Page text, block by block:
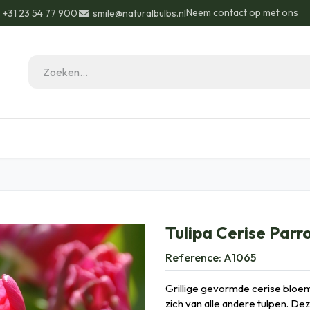
+31 23 54 77 900 smile@naturalbulbs.nlNeem contact op met ons
Tulipa Cerise
Reference: A1065
Grillige gevormde cerise
zich van alle andere tulpen.